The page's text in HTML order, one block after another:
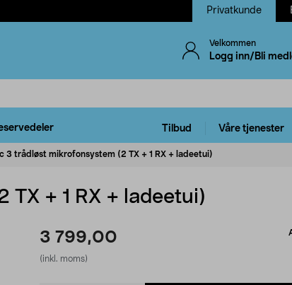
Privatkunde
Velkommen
Logg inn/Bli
Tilbud Våre tjenester
3 trådløst mikrofonsystem (2 TX + 1 RX + ladeetui)
+ 1 RX + ladeetui)
3 799,00
(inkl. moms)